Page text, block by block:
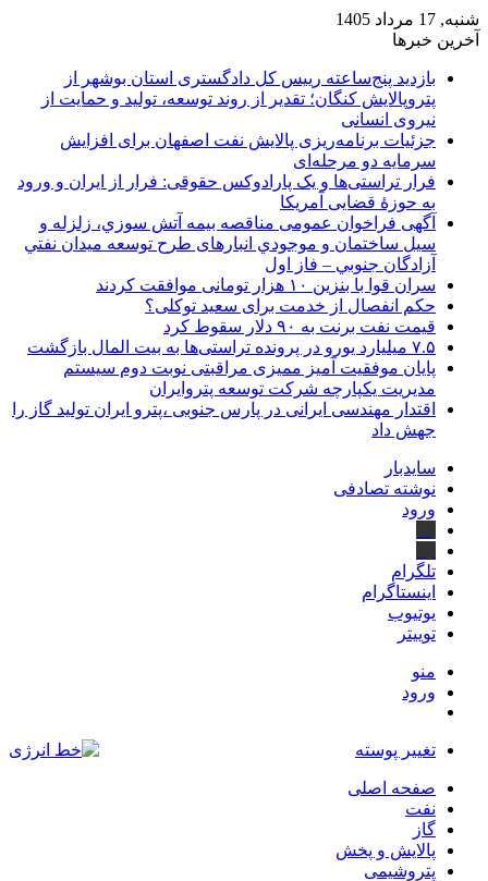
شنبه, 17 مرداد 1405
آخرین خبرها
بازدید پنج‌ساعته رییس کل دادگستری استان بوشهر از
پتروپالایش کنگان؛ تقدیر از روند توسعه، تولید و حمایت از
نیروی انسانی
جزئیات برنامه‌ریزی پالایش نفت اصفهان برای افزایش
سرمایه دو مرحله‌ای
فرار تراستی‌ها و یک پارادوکس حقوقی: فرار از ایران و ورود
به حوزۀ قضایی آمریکا
آگهی فراخوان عمومی مناقصه بيمه آتش سوزي، زلزله و
سیل ساختمان و موجودي انبارهای طرح توسعه ميدان نفتي
آزادگان جنوبي – فاز اول
سران قوا با بنزین ۱۰ هزار تومانی موافقت کردند
حکم انفصال از خدمت برای سعید توکلی؟
قیمت نفت برنت به ۹۰ دلار سقوط کرد
۷.۵ میلیارد یورو در پرونده تراستی‌ها به بیت المال بازگشت
پایان موفقیت آمیز ممیزی مراقبتی نوبت دوم سیستم
مدیریت یکپارچه شرکت توسعه پتروایران
اقتدار مهندسی ایرانی در پارس جنوبی ،پترو ایران تولید گاز را
جهش داد
سایدبار
نوشته تصادفی
ورود
تلگرام
اینستاگرام
یوتیوب
توییتر
منو
ورود
تغییر پوسته
صفحه اصلی
نفت
گاز
پالایش و پخش
پتروشیمی